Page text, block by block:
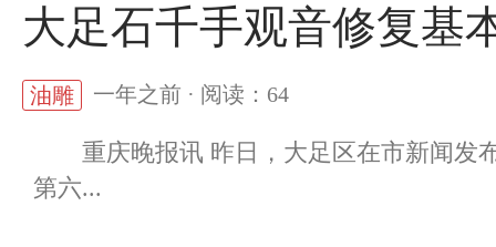
大足石千手观音修复基
油雕 一年之前 · 阅读：64
重庆晚报讯 昨日，大足区在市新闻发
第六...